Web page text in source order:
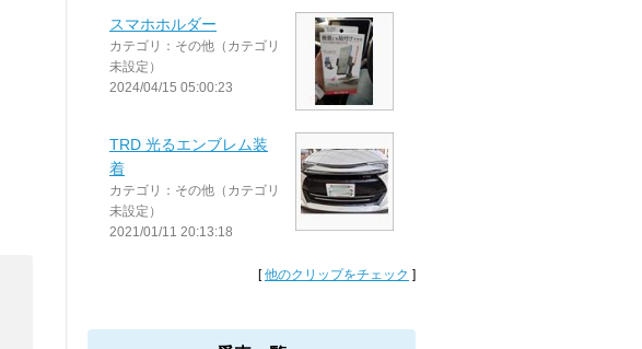
スマホホルダー
カテゴリ：その他（カテゴリ
未設定）
2024/04/15 05:00:23
TRD 光るエンブレム装
着
カテゴリ：その他（カテゴリ
未設定）
2021/01/11 20:13:18
[他のクリップをチェック ]